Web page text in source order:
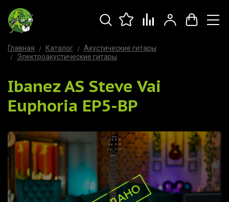
Главная Каталог
Акустические гитары
Электроакустические гитары
Ibanez AS Steve Vai
Euphoria EP5-BP